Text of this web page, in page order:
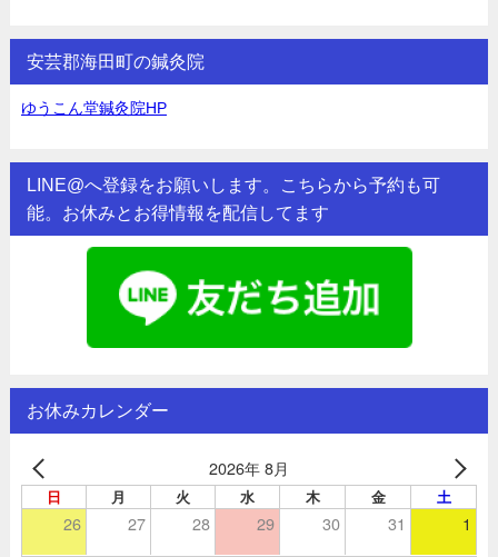
安芸郡海田町の鍼灸院
ゆうこん堂鍼灸院HP
LINE@へ登録をお願いします。こちらから予約も可
能。お休みとお得情報を配信してます
お休みカレンダー
2026年 8月
日 月 火 水 木 金 土
26 27 28 29 30 31 1